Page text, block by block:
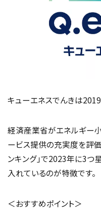
キューエネスでんきは
経済産業省がエネルギー
ービス提供の充実度を評価
ンキング」で2023年に3つ
入れているのが特徴です。
＜おすすめポイント＞